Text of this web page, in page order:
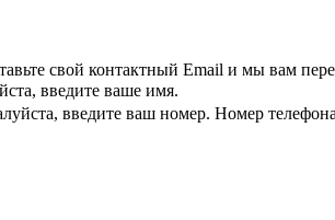
свой контактный Email и мы вам
введите ваше имя.
введите ваш номер. Номер